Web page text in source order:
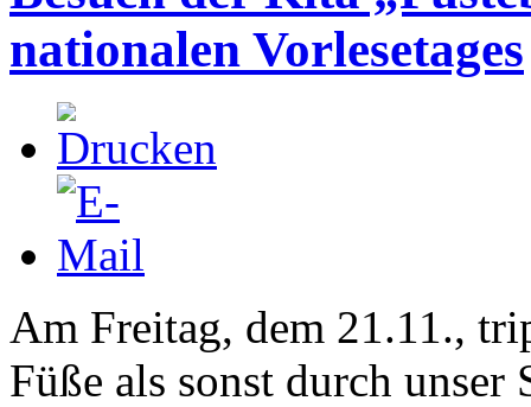
nationalen Vorlesetages
Am Freitag, dem 21.11.,
Füße als sonst durch unser